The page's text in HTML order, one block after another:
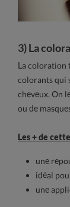
3) La
La coloration
colorants qui
cheveux. On
ou de
Les + de
une
idéal
une